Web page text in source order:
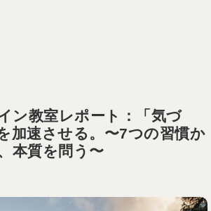
ン教室レポート：「気づ
加速させる。〜7つの習慣か
本質を問う〜